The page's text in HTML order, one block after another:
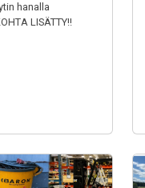
hanalla
LISÄTTY!!